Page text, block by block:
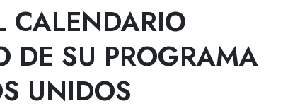
DE SU PROGRAMA
UNIDOS